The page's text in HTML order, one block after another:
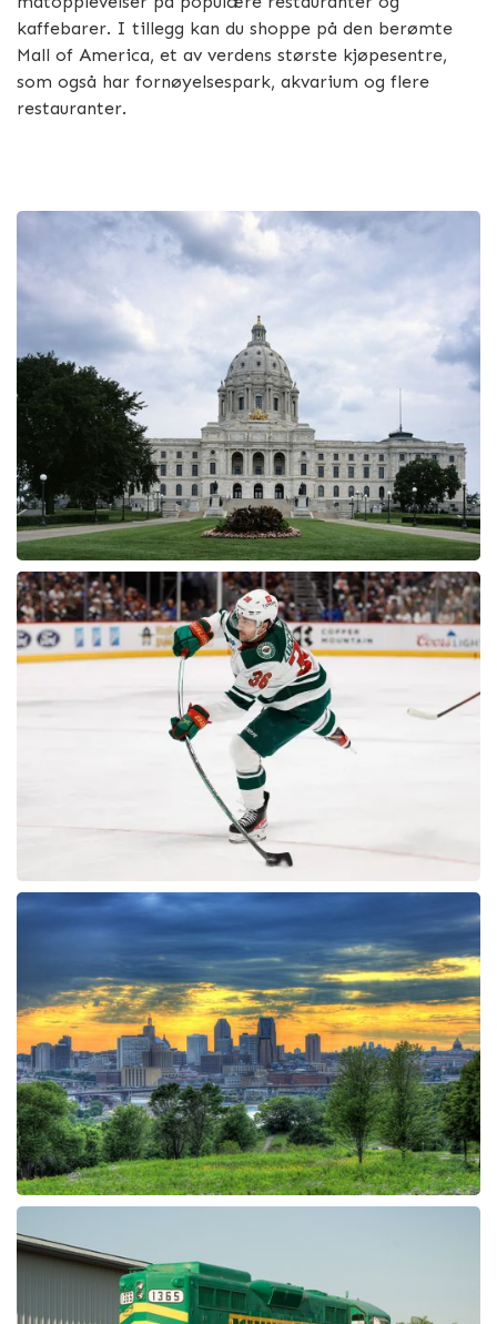
kaffebarer. I tillegg kan du shoppe på den berømte
Mall of America, et av verdens største kjøpesentre,
som også har fornøyelsespark, akvarium og flere
restauranter.